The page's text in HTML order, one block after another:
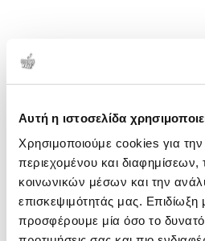
Αυτή η ιστοσελίδα
Χρησιμοποιούμε cookies για την
περιεχομένου και διαφημίσεων,
κοινωνικών μέσων και την
επισκεψιμότητάς μας. Επιδίωξη
προσφέρουμε μία όσο το δυνατό